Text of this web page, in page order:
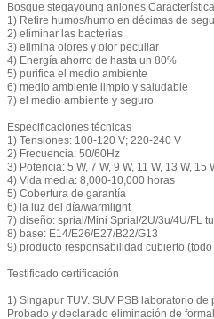
Bosque stegayoung aniones
1) Retire humos/humo en décimas de
2) eliminar las bacterias
3) elimina olores y olor peculiar
4) Energía ahorro de hasta un 80%
5) purifica el medio ambiente
6) medio ambiente limpio y saludable
7) el medio ambiente y seguro
Especificaciones técnicas
1) Tensiones: 100-120 V; 220-240 V
2) Frecuencia: 50/60Hz
3) Potencia: 5 W, 7 W, 9 W, 11 W, 13 W, 15
4) Vida media: 8,000-10,000 horas
5) Cobertura de garantía
6) la luz del día/warmlight
7) diseño: sprial/Mini Sprial/2U/3u/4U/FL
8) base: E14/E26/E27/B22/G13
9) producto responsabilidad cubierto
Testificado certificación
1) Singapur TUV. SUV PSB laboratorio
Probado y declarado eliminación de